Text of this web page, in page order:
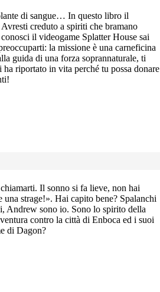
di sangue… In questo libro il
creduto a spiriti che bramano
il videogame Splatter House sai
la missione è una carneficina
guida di una forza soprannaturale, ti
riportato in vita perché tu possa donare
Il sonno si fa lieve, non hai
strage!». Hai capito bene? Spalanchi
Andrew sono io. Sono lo spirito della
contro la città di Enboca ed i suoi
di Dagon?